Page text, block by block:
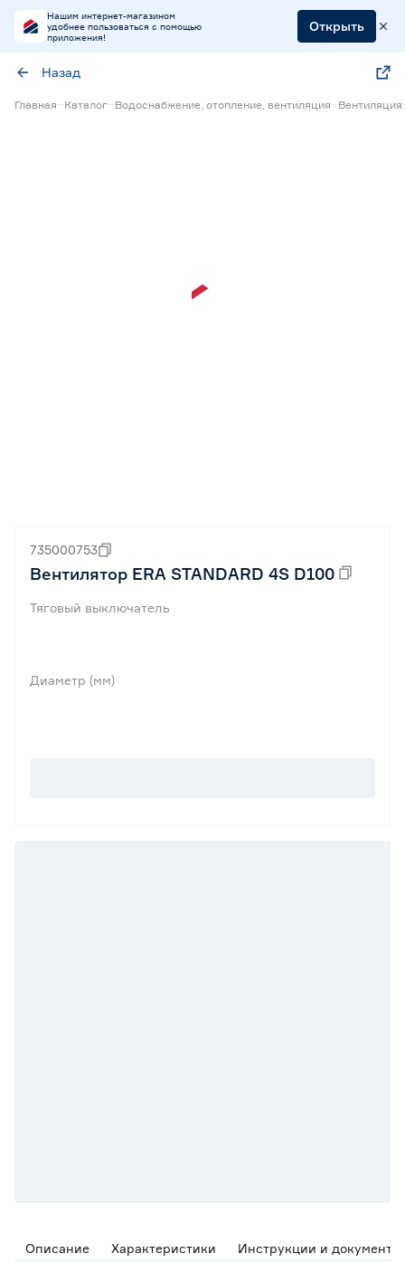
Нашим интернет-магазином
удобнее пользоваться с помощью
приложения!
Открыть
Назад
Главная Каталог Водоснабжение, отопление, вентиляция Вентиляция
735000753
Вентилятор ERA STANDARD 4S D100
Тяговый выключатель
Диаметр (мм)
Описание Характеристики Инструкции и документы